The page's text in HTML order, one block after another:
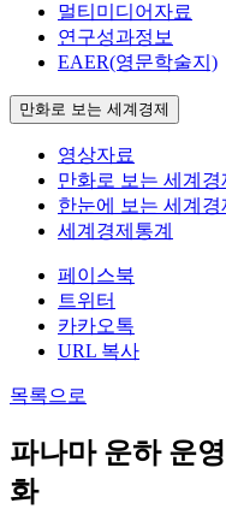
멀티미디어자료
연구성과정보
EAER(영문학술지)
만화로 보는 세계경제
영상자료
만화로 보는 세계경
한눈에 보는 세계경
세계경제통계
페이스북
트위터
카카오톡
URL 복사
목록으로
파나마 운하 운
화